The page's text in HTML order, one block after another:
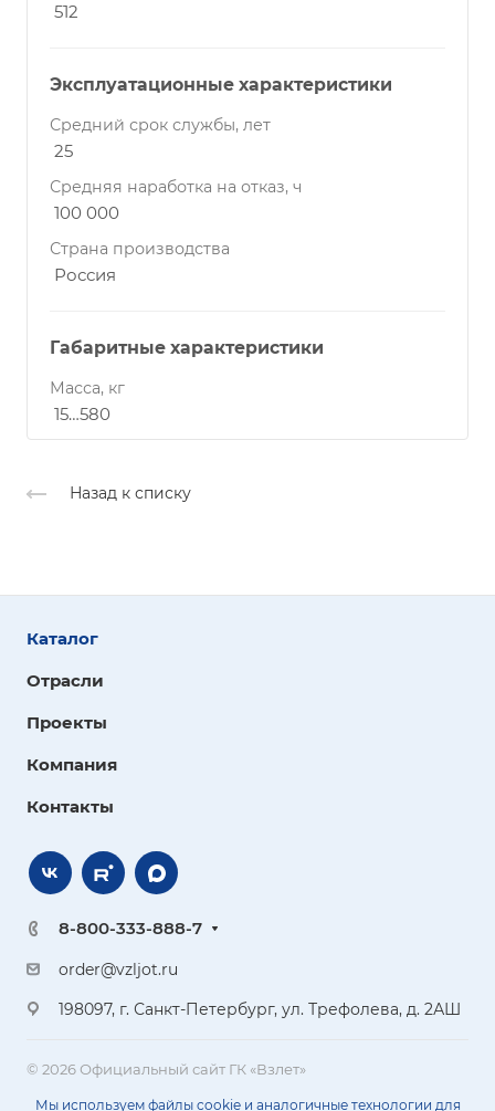
512
Эксплуатационные характеристики
Средний срок службы, лет
25
Средняя наработка на отказ, ч
100 000
Страна производства
Россия
Габаритные характеристики
Масса, кг
15…580
Назад к списку
Каталог
Отрасли
Проекты
Компания
Контакты
8-800-333-888-7
order@vzljot.ru
198097, г. Санкт-Петербург, ул. Трефолева, д. 2АШ
© 2026 Официальный сайт ГК «Взлет»
Мы используем файлы cookie и аналогичные технологии для